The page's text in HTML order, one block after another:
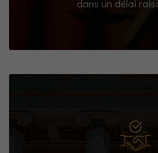
dans un délai